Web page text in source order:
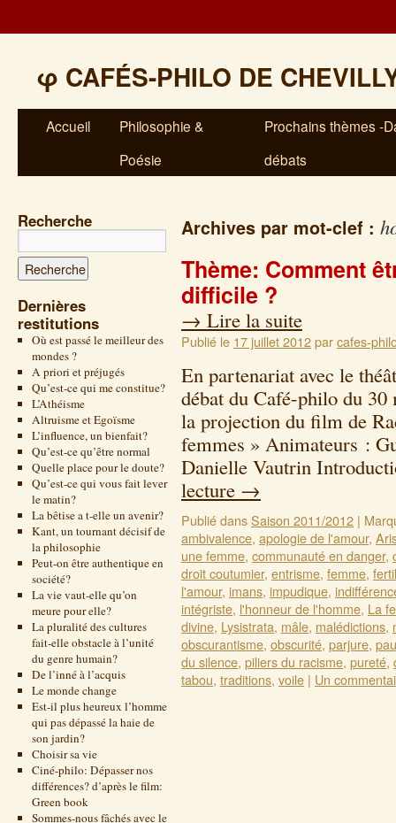
φ CAFÉS-PHILO DE
Accueil
Philosophie &
Poésie
Prochains thèmes -
débats
Recherche
Dernières
restitutions
Où est passé le meilleur des
mondes ?
A priori et préjugés
Qu’est-ce qui me constitue?
L’Athéisme
Altruisme et Egoïsme
L’influence, un bienfait?
Qu’est-ce qu’être normal
Quelle place pour le doute?
Qu’est-ce qui vous fait lever
le matin?
La bêtise a t-elle un avenir?
Kant, un tournant décisif de
la philosophie
Peut-on être authentique en
société?
La vie vaut-elle qu’on
meure pour elle?
La pluralité des cultures
fait-elle obstacle à l’unité
du genre humain?
De l’inné à l’acquis
Le monde change
Est-il plus heureux l’homme
qui pas dépassé la haie de
son jardin?
Choisir sa vie
Ciné-philo: Dépasser nos
différences? d’après le film:
Green book
Sommes-nous fâchés avec le
Archives par mot-clef :
Thème: Comment
difficile ?
→ Lire la suite
Publié le 17 juillet 2012parcafes-
En partenariat avec le
débat du Café-philo du
la projection du film de
femmes » Animateurs :
Danielle Vautrin
lecture →
Publié dansSaison 2011/2012 |
ambivalence, apologie de l'amour,
une femme, communauté en danger,
droit coutumier, entrisme, femme,
l'amour, imans, impudique,
intégriste, l'honneur de l'homme, La
divine, Lysistrata, mâle, malédictions,
obscurantisme, obscurité, parjure,
du silence, piliers du racisme, pureté,
tabou, traditions, voile | Un